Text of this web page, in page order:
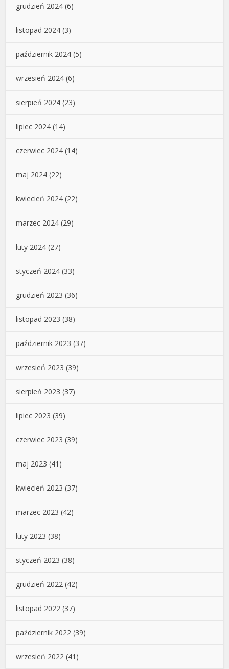
grudzień 2024 (6)
listopad 2024 (3)
październik 2024 (5)
wrzesień 2024 (6)
sierpień 2024 (23)
lipiec 2024 (14)
czerwiec 2024 (14)
maj 2024 (22)
kwiecień 2024 (22)
marzec 2024 (29)
luty 2024 (27)
styczeń 2024 (33)
grudzień 2023 (36)
listopad 2023 (38)
październik 2023 (37)
wrzesień 2023 (39)
sierpień 2023 (37)
lipiec 2023 (39)
czerwiec 2023 (39)
maj 2023 (41)
kwiecień 2023 (37)
marzec 2023 (42)
luty 2023 (38)
styczeń 2023 (38)
grudzień 2022 (42)
listopad 2022 (37)
październik 2022 (39)
wrzesień 2022 (41)